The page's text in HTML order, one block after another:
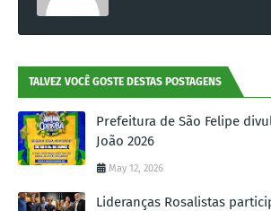
TALVEZ VOCÊ GOSTE DESTAS POSTAGENS
Prefeitura de São Felipe
João 2026
May 12, 2026
Lideranças Rosalistas